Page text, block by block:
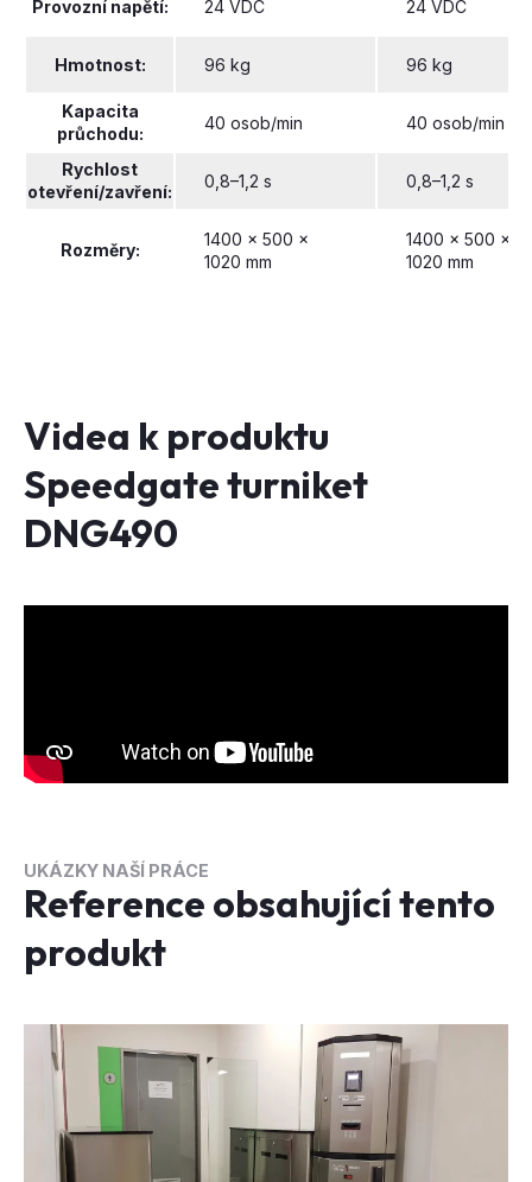
Provozní napětí: 24 VDC 24 VDC
Hmotnost: 96 kg 96 kg
Kapacita
průchodu:
40 osob/min 40 osob/min
Rychlost
otevření/zavření:
0,8–1,2 s 0,8–1,2 s
Rozměry:
1400 x 500 x
1020 mm
1400 x 500 x
1020 mm
Videa k produktu
Speedgate turniket
DNG490
UKÁZKY NAŠÍ PRÁCE
Reference obsahující tento
produkt